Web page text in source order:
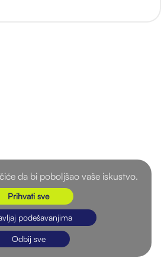
da bi poboljšao vaše iskustvo.
Prihvati sve
podešavanjima
Odbij sve